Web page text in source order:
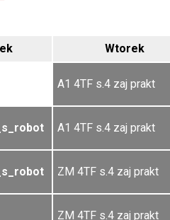
Wtorek
A1 4TF s.4 zaj prakt
A1 4TF s.4 zaj prakt
ZM 4TF s.4 zaj prakt
ZM 4TF s.4 zaj prakt